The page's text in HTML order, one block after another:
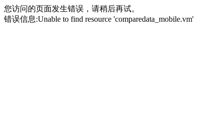
您访问的页面发生错误，请稍后再试。
错误信息:Unable to find resource 'comparedata_mobile.vm'